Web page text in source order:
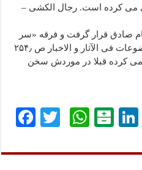
می کرده است. رجال الکشی –
صادق قرار گرفت و فرقه «سر
فی الآثار و الاخبار ص ۲۵۴٫
می کرده قبلا در موردش سخن
Fa
bo tte
W
ts
B
at